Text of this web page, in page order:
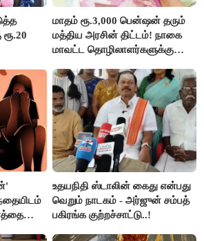
ரூ.20
மாதம் ரூ.3,000 பென்ஷன் தரும்
மத்திய அரசின் திட்டம்! நாகை
மாவட்ட தொழிலாளர்களுக்கு
செய்தி!
உதயநிதி ஸ்டாலின் கைது என்பது
வெறும் நாடகம் - அர்ஜுன் சம்பத்
பகிரங்க குற்றச்சாட்டு..!